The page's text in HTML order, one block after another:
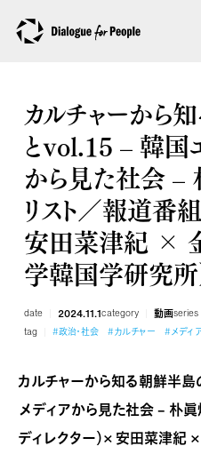
カルチャーから
とvol.15 – 韓国
から見た社会 –
リスト／報道番
安田菜津紀 ×
学韓国学研究所
date 2024.11.1category 動画series
tag #政治・社会 #カルチャー #メディ
カルチャーから知る朝鮮半
メディアから見た社会 – 朴
ディレクター）× 安田菜津紀